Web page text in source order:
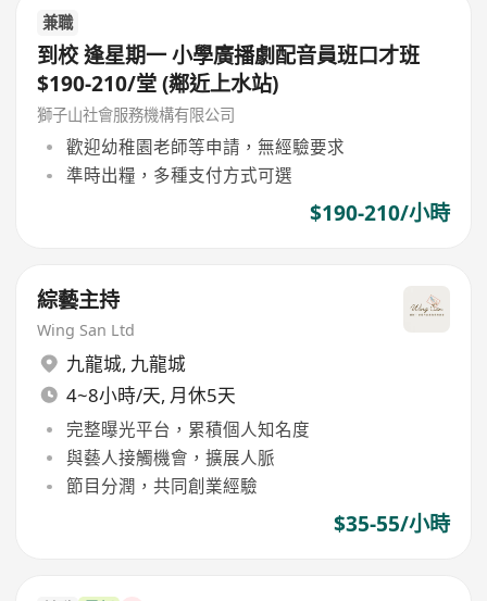
兼職
到校 逢星期一 小學廣播劇配音員班口才班
$190-210/堂 (鄰近上水站)
獅子山社會服務機構有限公司
歡迎幼稚園老師等申請，無經驗要求
準時出糧，多種支付方式可選
$190-210/小時
綜藝主持
Wing San Ltd
九龍城, 九龍城
4~8小時/天, 月休5天
完整曝光平台，累積個人知名度
與藝人接觸機會，擴展人脈
節目分潤，共同創業經驗
$35-55/小時